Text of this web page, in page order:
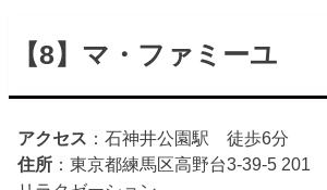
【8】マ・ファミーユ
アクセス ：石神井公園駅 徒歩6分
住所 ：東京都練馬区高野台3-39-5 201